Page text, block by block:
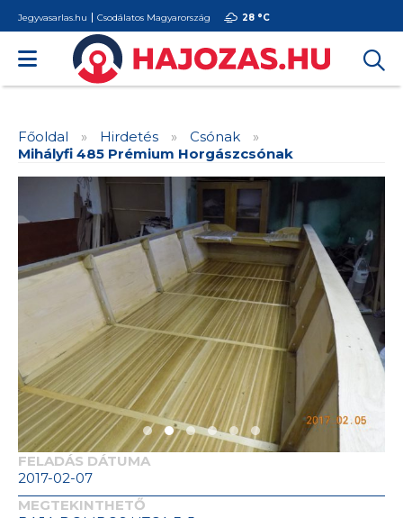
Jegyvasarlas.hu Csodálatos Magyarország 28 °C
Főoldal » Hirdetés » Csónak
»
Mihályfi 485 Prémium Horgászcsónak
FELADÁS DÁTUMA
2017-02-07
MEGTEKINTHETŐ